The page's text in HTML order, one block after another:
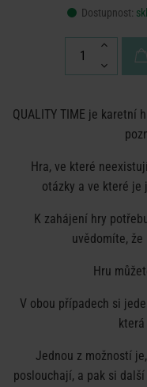
Dostupnost:
QUALITY TIME je karetní
Hra, ve které
otázky a ve které
K zahájení hry
uvědomíte,
Hru
V obou případech si
Jednou z možností
poslouchají, a pak si